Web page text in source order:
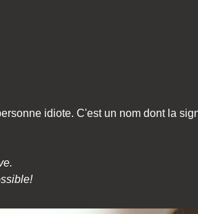
idiote. C'est un nom dont la